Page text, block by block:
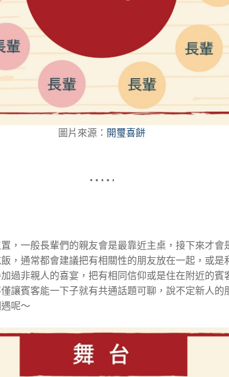
圖片來源： 開璽喜餅
，一般長輩們的親友會是最靠近主桌，接下來才會
，通常都會建議把有相關性的朋友放在一起，或是
過非親人的喜宴，把有相同信仰或是住在附近的賓
讓賓客能一下子就有共通話題可聊，說不定新人的
呢～